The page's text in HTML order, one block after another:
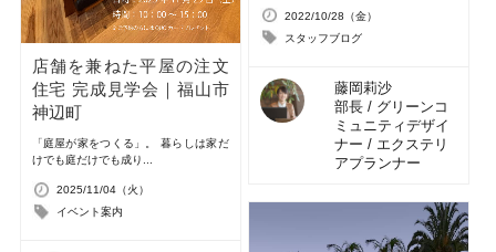
店舗を兼ねた平屋の注文
住宅 完成見学会｜福山市
神辺町
「庭屋が家をつくる」。 暮らしは家だ
けでも庭だけでも成り...
2025/11/04（火）
イベント案内
2022/10/28（金）
スタッフブログ
藤岡莉沙
部長 / グリーンコ
ミュニティデザイ
ナー / エクステリ
アプランナー